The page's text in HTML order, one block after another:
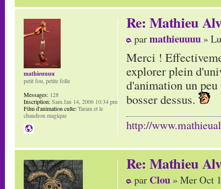
Re: Mathieu
parmathieuuuu »
Merci !
explorer plein
d'animation un
bosser dessus.
http://
mathieuuuu
petit fou, petite folle
Messages: 128
Inscription:Sam Jan 14, 2006 10:34 pm
Film d'animation culte:Taram et le
chaudron magique
Re: Mathieu
par Clou » Mer Oct